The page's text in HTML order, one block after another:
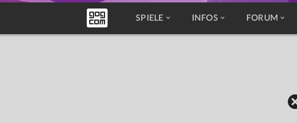
SPIELE INFOS FORUM